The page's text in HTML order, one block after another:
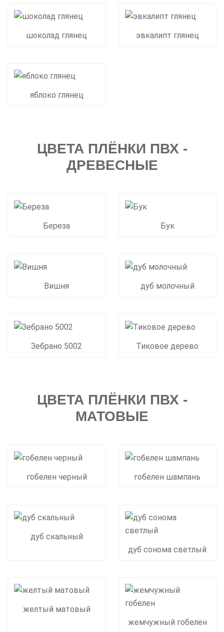
шоколад глянец эвкалипт глянец
яблоко глянец
ЦВЕТА ПЛЁНКИ ПВХ -
ДРЕВЕСНЫЕ
Береза Бук
Вишня дуб молочный
Зебрано 5002 Тиковое дерево
ЦВЕТА ПЛЁНКИ ПВХ -
МАТОВЫЕ
гобелен черный гобелен шампань
дуб скальный
дуб сонома светлый
желтый матовый
жемчужный гобелен